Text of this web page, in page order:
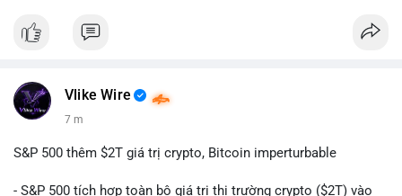
• CoinGecko Trending: Heima (HEI), Pi Network (PI), Pudgy
Tesla, Apple.
• Google Trends Việt Nam: Các chủ đề đời sống như dự báo
• Tin tức quốc tế: Nga chính thức ban hành luật quản lý sàn
Vlike Wire
7 m
S&P 500 thêm $2T giá trị crypto, Bitcoin imperturbable
- S&P 500 tích hợp toàn bộ giá trị thị trường crypto ($2T) vào